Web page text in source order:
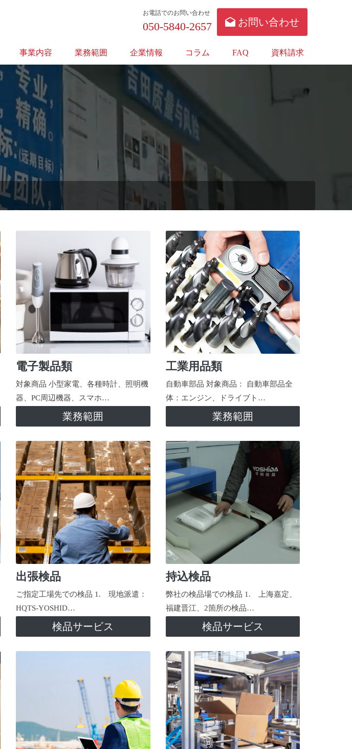
お電話でのお問い合わせ
050-5840-2657 お問い合わせ
事業内容 業務範囲 企業情報 コラム FAQ 資料請求
電子製品類
対象商品 小型家電、各種時計、照明機
器、PC周辺機器、スマホ…
業務範囲
工業用品類
自動車部品 対象商品： 自動車部品全
体：エンジン、ドライブト…
業務範囲
出張検品
ご指定工場先での検品 1. 現地派遣：
HQTS-YOSHID…
検品サービス
持込検品
弊社の検品場での検品 1. 上海嘉定、
福建晋江、2箇所の検品…
検品サービス